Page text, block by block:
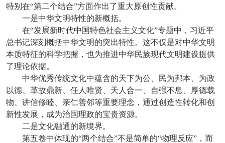
特别在“第二个结合”方面作出了重大原创性贡献。
一是中华文明特性的新概括。
在“发展新时代中国特色社会主义文化”专题中，习近平
总书记深刻概括中华文明的突出特性。这不仅是对中华文明
本质特征的科学把握，也为推进中华民族现代文明建设提供
了理论依据。
中华优秀传统文化中蕴含的天下为公、民为邦本、为政
以德、革故鼎新、任人唯贤、天人合一、自强不息、厚德载
物、讲信修睦、亲仁善邻等重要理念，通过创造性转化和创
新性发展，成为治国理政的宝贵资源。
二是文化融通的新境界。
第五卷中体现的“两个结合”不是简单的“物理反应”，而